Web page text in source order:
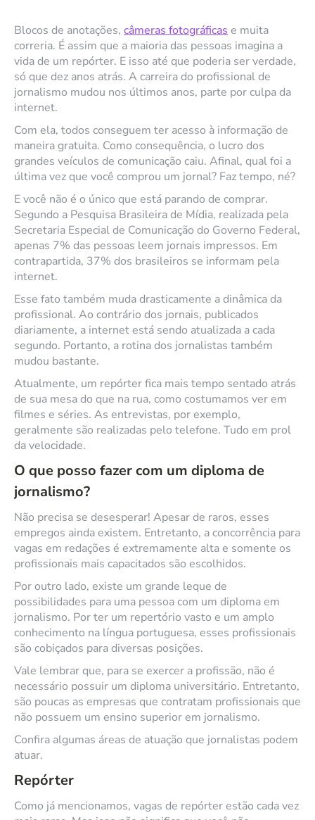
Blocos de anotações, câmeras fotográficas e muita
correria. É assim que a maioria das pessoas imagina a
vida de um repórter. E isso até que poderia ser verdade,
só que dez anos atrás. A carreira do profissional de
jornalismo mudou nos últimos anos, parte por culpa da
internet.
Com ela, todos conseguem ter acesso à informação de
maneira gratuita. Como consequência, o lucro dos
grandes veículos de comunicação caiu. Afinal, qual foi a
última vez que você comprou um jornal? Faz tempo, né?
E você não é o único que está parando de comprar.
Segundo a Pesquisa Brasileira de Mídia, realizada pela
Secretaria Especial de Comunicação do Governo Federal,
apenas 7% das pessoas leem jornais impressos. Em
contrapartida, 37% dos brasileiros se informam pela
internet.
Esse fato também muda drasticamente a dinâmica da
profissional. Ao contrário dos jornais, publicados
diariamente, a internet está sendo atualizada a cada
segundo. Portanto, a rotina dos jornalistas também
mudou bastante.
Atualmente, um repórter fica mais tempo sentado atrás
de sua mesa do que na rua, como costumamos ver em
filmes e séries. As entrevistas, por exemplo,
geralmente são realizadas pelo telefone. Tudo em prol
da velocidade.
O que posso fazer com um diploma de
jornalismo?
Não precisa se desesperar! Apesar de raros, esses
empregos ainda existem. Entretanto, a concorrência para
vagas em redações é extremamente alta e somente os
profissionais mais capacitados são escolhidos.
Por outro lado, existe um grande leque de
possibilidades para uma pessoa com um diploma em
jornalismo. Por ter um repertório vasto e um amplo
conhecimento na língua portuguesa, esses profissionais
são cobiçados para diversas posições.
Vale lembrar que, para se exercer a profissão, não é
necessário possuir um diploma universitário. Entretanto,
são poucas as empresas que contratam profissionais que
não possuem um ensino superior em jornalismo.
Confira algumas áreas de atuação que jornalistas podem
atuar.
Repórter
Como já mencionamos, vagas de repórter estão cada vez